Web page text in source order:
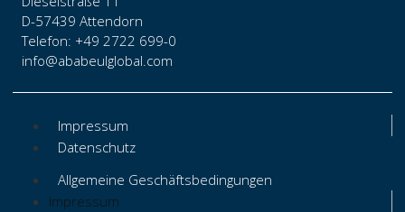
D-57439 Attendorn
Telefon: +49 2722 699-0
info@ababeulglobal.com
Impressum
Datenschutz
Allgemeine Geschäftsbedingungen
Impressum